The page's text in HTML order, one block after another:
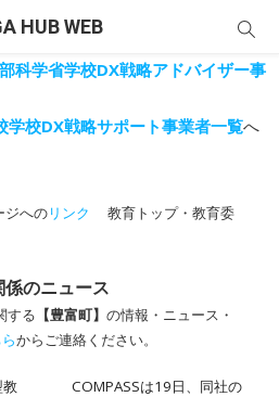
HUB WEB
科学省学校DX戦略アドバイザー事
学校DX戦略サポート事業者一覧へ
ジへのリンク
教育トップ・教育委
のニュース
する 【豊富町】 の情報・ニュース・
からご連絡ください。
教
COMPASSは19日、同社の